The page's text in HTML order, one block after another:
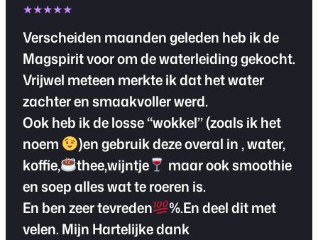
★★★★★
Verscheiden maanden geleden heb ik de
Magspirit voor om de waterleiding gekocht.
Vrijwel meteen merkte ik dat het water
zachter en smaakvoller werd.
Ook heb ik de losse “wokkel” (zoals ik het
noem
)en gebruik deze overal in , water,
koffie,
thee,wijntje
maar ook smoothie
en soep alles wat te roeren is.
En ben zeer tevreden
%.En deel dit met
velen. Mijn Hartelijke dank